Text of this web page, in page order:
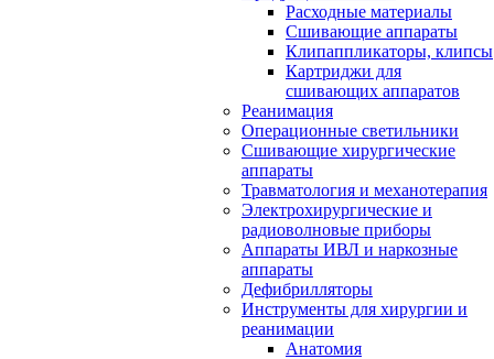
Расходные материалы
Сшивающие аппараты
Клипаппликаторы, клипсы
Картриджи для
сшивающих аппаратов
Реанимация
Операционные светильники
Сшивающие хирургические
аппараты
Травматология и механотерапия
Электрохирургические и
радиоволновые приборы
Аппараты ИВЛ и наркозные
аппараты
Дефибрилляторы
Инструменты для хирургии и
реанимации
Анатомия